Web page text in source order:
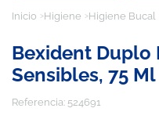
Inicio Higiene Higiene Bucal
Bexident Duplo
Sensibles, 75 Ml
Referencia: 524691